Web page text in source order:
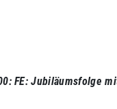
FE: Jubiläumsfolge